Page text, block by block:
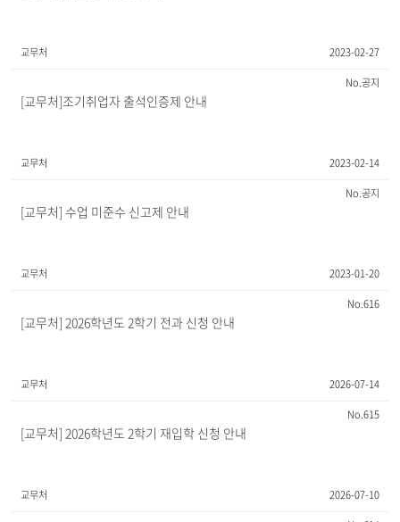
교무처
2023-02-27
공지
[교무처]조기취업자 출석인증제 안내
교무처
2023-02-14
공지
[교무처] 수업 미준수 신고제 안내
교무처
2023-01-20
616
[교무처] 2026학년도 2학기 전과 신청 안내
교무처
2026-07-14
615
[교무처] 2026학년도 2학기 재입학 신청 안내
교무처
2026-07-10